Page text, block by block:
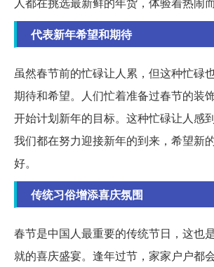
代表新年希望和期待
虽然春节前的忙碌让人累，但这种忙碌
期待和希望。人们忙着准备过春节的装
开始计划新年的目标。这种忙碌让人感
我们都在努力迎接新年的到来，希望新
好。
传统习俗增添喜庆氛围
春节是中国人最重要的传统节日，这也
就的喜庆盛宴。逢年过节，家家户户都